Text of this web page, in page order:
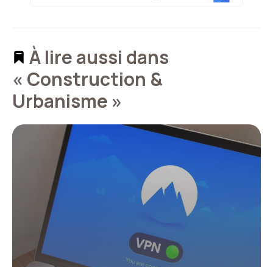
À lire aussi dans
« Construction &
Urbanisme »